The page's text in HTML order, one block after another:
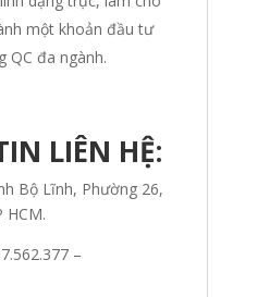
một khoản đầu tư
QC đa ngành.
LIÊN HỆ:
Bộ Lĩnh, Phường 26,
HCM.
–